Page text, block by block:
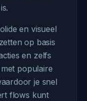
en visueel
op basis
en zelfs
populaire
je snel
flows kunt